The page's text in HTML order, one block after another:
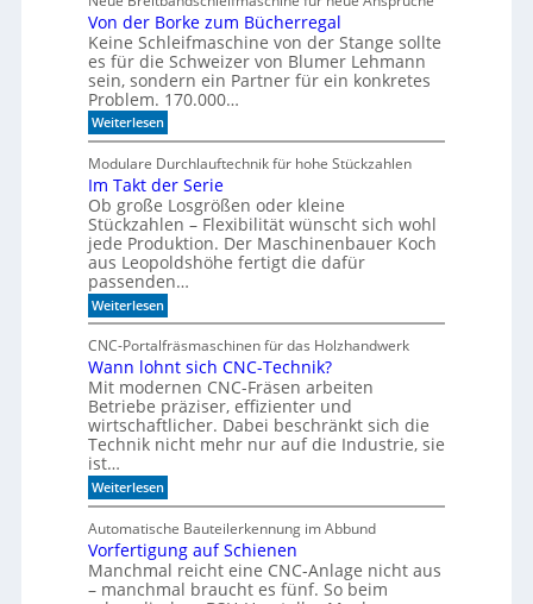
e
n
n
e
z
i
a
i
s
i
e
t
e
I
R
-
S
e
n
s
o
r
n
Von der Borke zum Bücherregal
Keine Schleifmaschine von der Stange sollte
es für die Schweizer von Blumer Lehmann
sein, sondern ein Partner für ein konkretes
Problem. 170.000…
Weiterlesen:
V
o
n
d
e
r
B
o
r
k
e
z
u
m
B
ü
c
h
e
r
e
g
a
l
Modulare Durchlauftechnik für hohe Stückzahlen
Im Takt der Serie
Ob große Losgrößen oder kleine
Stückzahlen – Flexibilität wünscht sich wohl
jede Produktion. Der Maschinenbauer Koch
aus Leopoldshöhe fertigt die dafür
passenden…
Weiterlesen:
I
m
T
a
k
t
d
e
r
e
r
i
e
CNC-Portalfräsmaschinen für das Holzhandwerk
Wann lohnt sich CNC-Technik?
Mit modernen CNC-Fräsen arbeiten
Betriebe präziser, effizienter und
wirtschaftlicher. Dabei beschränkt sich die
Technik nicht mehr nur auf die Industrie, sie
ist…
Weiterlesen:
W
a
n
n
l
o
Automatische Bauteilerkennung im Abbund
Vorfertigung auf Schienen
Manchmal reicht eine CNC-Anlage nicht aus
– manchmal braucht es fünf. So beim